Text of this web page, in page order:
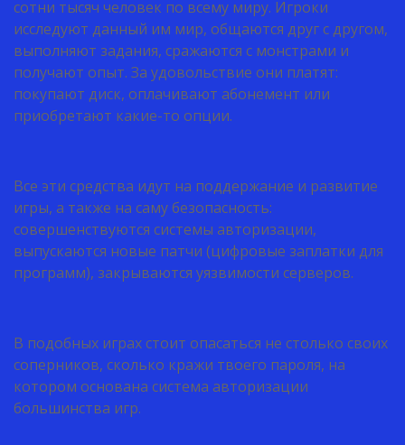
сотни тысяч человек по всему миру. Игроки
исследуют данный им мир, общаются друг с другом,
выполняют задания, сражаются с монстрами и
получают опыт. За удовольствие они платят:
покупают диск, оплачивают абонемент или
приобретают какие-то опции.
Все эти средства идут на поддержание и развитие
игры, а также на саму безопасность:
совершенствуются системы авторизации,
выпускаются новые патчи (цифровые заплатки для
программ), закрываются уязвимости серверов.
В подобных играх стоит опасаться не столько своих
соперников, сколько кражи твоего пароля, на
котором основана система авторизации
большинства игр.